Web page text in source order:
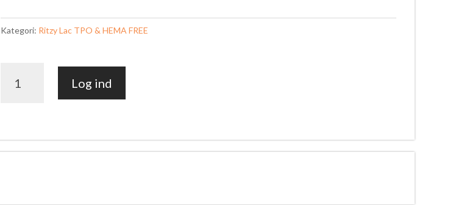
Kategori: Ritzy Lac TPO & HEMA FREE
CREAM
Log ind